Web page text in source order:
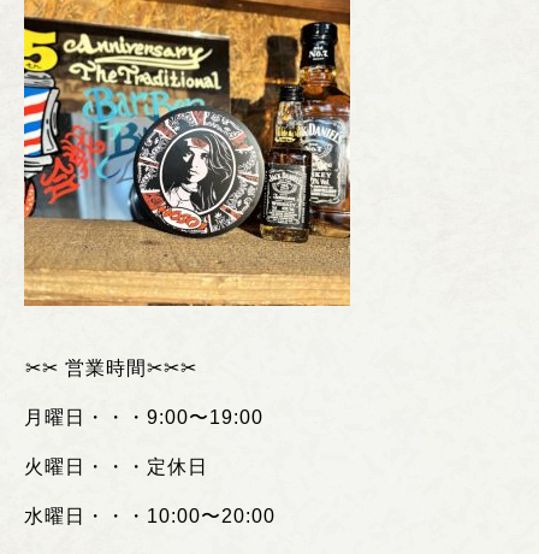
︎✂︎✂︎ 営業時間✂︎✂︎✂︎
月曜日・・・ 9:00〜19:00
火曜日・・・定休日
水曜日・・・ 10:00〜20:00